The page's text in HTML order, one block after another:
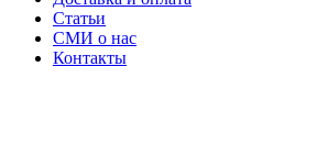
Статьи
СМИ о нас
Контакты